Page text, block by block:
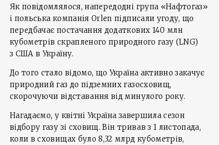
Як повідомлялося, напередодні група «Нафтогаз»
і польська компанія Orlen підписали угоду, що
передбачає постачання додаткових 140 млн
кубометрів скрапленого природного газу (LNG)
з США в Україну.
До того стало відомо, що Україна активно закачує
природний газ до підземних газосховищ,
скорочуючи відставання від минулого року.
Нагадаємо, у квітні Україна завершила сезон
відбору газу зі сховищ. Він тривав з 1 листопада,
коли в сховищах було 8,32 млрд кубометрів,